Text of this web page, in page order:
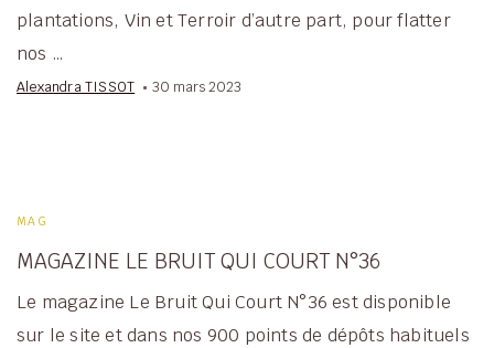
plantations, Vin et Terroir d’autre part, pour flatter
nos …
Alexandra TISSOT 30 mars 2023
MAG
MAGAZINE LE BRUIT QUI COURT N°36
Le magazine Le Bruit Qui Court N°36 est disponible
sur le site et dans nos 900 points de dépôts habituels